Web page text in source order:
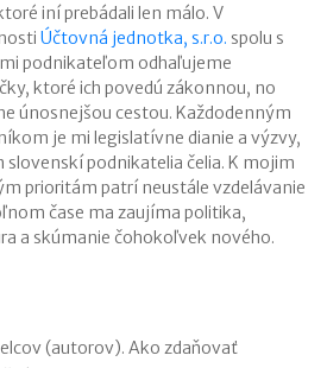
iní prebádali len málo. V
Účtovná jednotka, s.r.o. spolu s
podnikateľom odhaľujeme
ktoré ich povedú zákonnou, no
únosnejšou cestou. Každodenným
je mi legislatívne dianie a výzvy,
podnikatelia čelia. K mojim
prioritám patrí neustále vzdelávanie
čase ma zaujíma politika,
a skúmanie čohokoľvek nového.
(autorov). Ako zdaňovať